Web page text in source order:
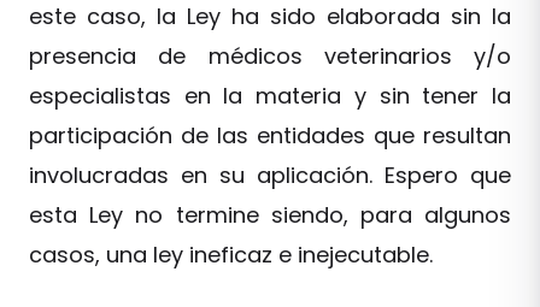
este caso, la Ley ha sido elaborada sin la
presencia de médicos veterinarios y/o
especialistas en la materia y sin tener la
participación de las entidades que resultan
involucradas en su aplicación. Espero que
esta Ley no termine siendo, para algunos
casos, una ley ineficaz e inejecutable.